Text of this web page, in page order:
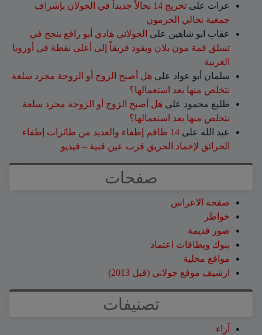
عزات على
تخريج 14 نحالاً جديداً في الجولان بإشراف
جمعية نحالي الحرمون
عقاب ابو شاهين على الجولاني هادي أبو رافع ينجح في
تسلق قمة مون بلان ويقود فريقاً إلى أعلى نقطة في أوروبا
الغربية
سلمان أبو عواد على هل أصبح الزوج أو الزوجة مجرد سلعة
نتخلص منها بعد استعمالها؟
طليع محمود على هل أصبح الزوج أو الزوجة مجرد سلعة
نتخلص منها بعد استعمالها؟
عبد الله على
14 طاقم إطفاء والعديد من طائرات إطفاء
الحرائق لإخماد الحريق قرب عين قنية – فيديو
صفحات
صفحة الاعراس
خواطر
صور قديمة
بنوك وبطاقات اعتماد
مواقع محلية
ارشيف موقع جولاني (قبل 2013)
تصنيفات
آراء